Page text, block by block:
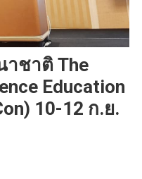
ชาติ The
Education
10-12 ก.ย.